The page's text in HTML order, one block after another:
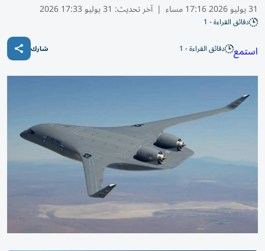
31 يوليو 2026 17:16 مساء | آخر تحديث: 31 يوليو 17:33 2026
دقائق القراءة - 1
استمع دقائق القراءة - 1 شارك